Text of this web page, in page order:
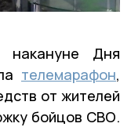
накануне Дня
телемарафон,
от жителей
бойцов СВО.